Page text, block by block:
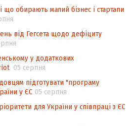
суспільства
відображення сенсу
у стратегічних
документах
обирають малий бізнес і стартапи
від Гегсета щодо дефіциту
у додаткових
05 серпня
підготувати "програму
у ЄС 05 серпня
для України у співпраці з ЄС